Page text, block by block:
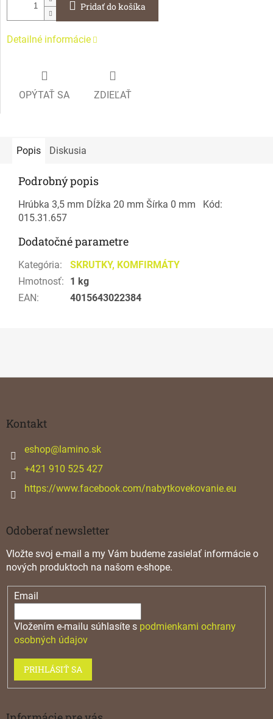
Pridať do košíka
Detailné informácie
OPÝTAŤ SA ZDIEĽAŤ
Popis Diskusia
Podrobný popis
Hrúbka 3,5 mm Dĺžka 20 mm Šírka 0 mm Kód:
015.31.657
Dodatočné parametre
Kategória:
SKRUTKY, KOMFIRMÁTY
Hmotnosť:
1 kg
EAN: 4015643022384
Kontakt
eshop@lamino.sk
+421 910 525 427
https://www.facebook.com/nabytkovekovanie.eu
Odoberať newsletter
Vložte svoj e-mail a my Vám budeme zasielať informácie o
nových produktoch na našom e-shope.
Email
Vložením e-mailu súhlasíte s podmienkami ochrany
osobných údajov
PRIHLÁSIŤ SA